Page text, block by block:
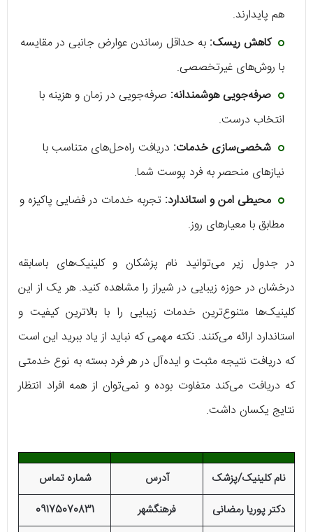
هم پایدارند.
کاهش ریسک: به حداقل رساندن عوارض جانبی در مقایسه
با روش‌های غیرتخصصی.
صرفه‌جویی هوشمندانه: صرفه‌جویی در زمان و هزینه با
انتخاب درست.
شخصی‌سازی خدمات: دریافت راه‌حل‌های متناسب با
نیازهای منحصر به فرد پوست شما.
محیطی امن و استاندارد: تجربه خدمات در فضایی پاکیزه و
مطابق با معیارهای روز.
در جدول زیر می‌توانید نام پزشکان و کلینیک‌های باسابقه
درخشان در حوزه زیبایی در شیراز را مشاهده کنید. هر یک از این
کلینیک‌ها متنوع‌ترین خدمات زیبایی را با بالاترین کیفیت و
استاندارد ارائه می‌کنند. نکته مهمی که نباید از یاد ببرید این است
که دریافت نتیجه مثبت و ایده‌آل در هر فرد بسته به نوع خدمتی
که دریافت می‌کند متفاوت بوده و نمی‌توان از همه افراد انتظار
نتایج یکسان داشت.
نام کلینیک/پزشک آدرس
شماره تماس
دکتر پوریا رمضانی
فرهنگشهر 09175070831